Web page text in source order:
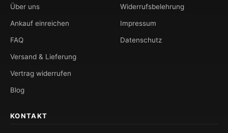
Über uns
Ankauf einreichen
FAQ
Versand & Lieferung
Vertrag widerrufen
Blog
Widerrufsbelehrung
Impressum
Datenschutz
KONTAKT